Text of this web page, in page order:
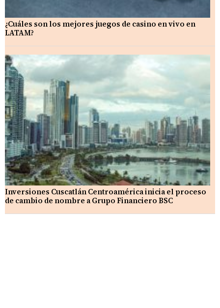
¿Cuáles son los mejores juegos de casino en vivo en
LATAM?
Inversiones Cuscatlán Centroamérica inicia el proceso
de cambio de nombre a Grupo Financiero BSC